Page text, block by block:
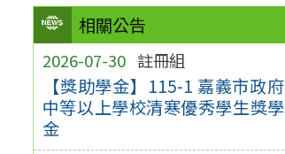
相關公告
2026-07-30 註冊組
【獎助學金】115-1 嘉義市政府
中等以上學校清寒優秀學生獎學
金